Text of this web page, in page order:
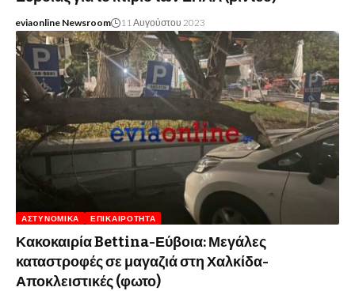
eviaonline Newsroom 11 Αυγούστου 2023
ΑΣΤΥΝΟΜΙΚΆ ΕΠΙΚΑΙΡΌΤΗΤΑ
Κακοκαιρία Bettina-Εύβοια: Μεγάλες
καταστροφές σε μαγαζιά στη Χαλκίδα-
Αποκλειστικές (φωτο)